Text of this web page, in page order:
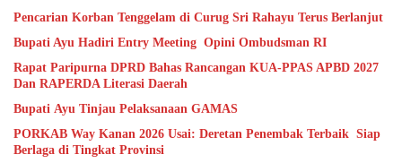
Pencarian Korban Tenggelam di Curug Sri Rahayu Terus Berlanjut
Bupati Ayu Hadiri Entry Meeting Opini Ombudsman RI
Rapat Paripurna DPRD Bahas Rancangan KUA-PPAS APBD 2027
Dan RAPERDA Literasi Daerah
Bupati Ayu Tinjau Pelaksanaan GAMAS
PORKAB Way Kanan 2026 Usai: Deretan Penembak Terbaik Siap
Berlaga di Tingkat Provinsi